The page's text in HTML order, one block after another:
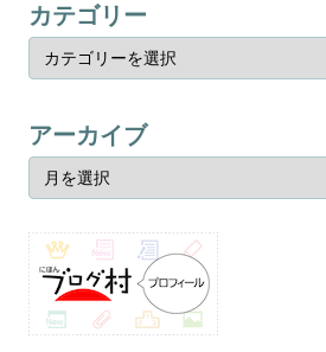
カテゴリー
アーカイブ